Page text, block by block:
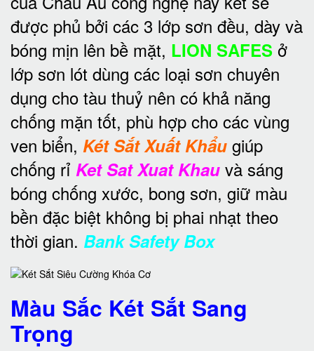
được phủ bởi các 3 lớp sơn đều, dày và
bóng mịn lên bề mặt, LION SAFES ở
lớp sơn lót dùng các loại sơn chuyên
dụng cho tàu thuỷ nên có khả năng
chống mặn tốt, phù hợp cho các vùng
ven biển, Két Sắt Xuất Khẩu giúp
chống rỉ Ket Sat Xuat Khau và sáng
bóng chống xước, bong sơn, giữ màu
bền đặc biệt không bị phai nhạt theo
thời gian. Bank Safety Box
Màu Sắc Két Sắt Sang
Trọng